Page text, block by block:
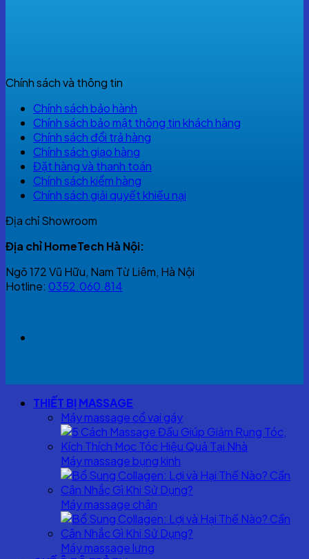
Chính sách và thông tin
Chính sách bảo hành
Chính sách bảo mật thông tin khách hàng
Chính sách đổi trả hàng
Chính sách giao hàng
Đặt hàng và thanh toán
Chính sách kiểm hàng
Chính sách giải quyết khiếu nại
Địa chỉ Showroom
Địa chỉ HomeTech Hà Nội:
Ngõ 172 Vũ Hữu, Nam Từ Liêm, Hà Nội
Hotline: 0352.060.814
THIẾT BỊ MASSAGE
Máy massage cổ vai gáy
Máy massage bụng kinh
Máy massage chân
Máy massage lưng